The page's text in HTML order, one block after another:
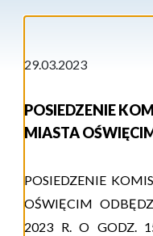
29.03.2023
POSIEDZENIE
MIASTA
POSIEDZENIE
OŚWIĘCIM
2023 R. O GODZ. 1